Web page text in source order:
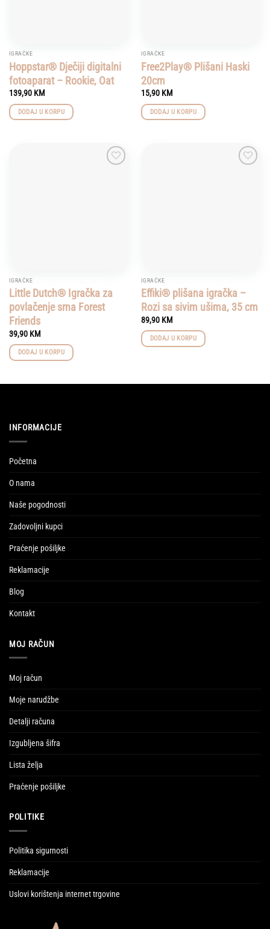
IGRAČKE
Hoppstar® Dječiji digitalni
fotoaparat – Rookie, Oat
139,90 KM
DODAJ U KORPU
IGRAČKE
Free2Play® Plišani Haski
20cm
15,90 KM
DODAJ U KORPU
IGRAČKE
Little Dutch® Igračka za
povlačenje srna Forest
Friends
39,90 KM
DODAJ U KORPU
IGRAČKE
Effiki® plišana igračka –
Rozi sa sivim ušima, 35 cm
89,90 KM
DODAJ U KORPU
INFORMACIJE
Početna
O nama
Naše pogodnosti
Zadovoljni kupci
Praćenje pošiljke
Reklamacije
Blog
Kontakt
MOJ RAČUN
Moj račun
Moje narudžbe
Detalji računa
Izgubljena šifra
Lista želja
Praćenje pošiljke
POLITIKE
Politika sigurnosti
Reklamacije
Uslovi korištenja internet trgovine